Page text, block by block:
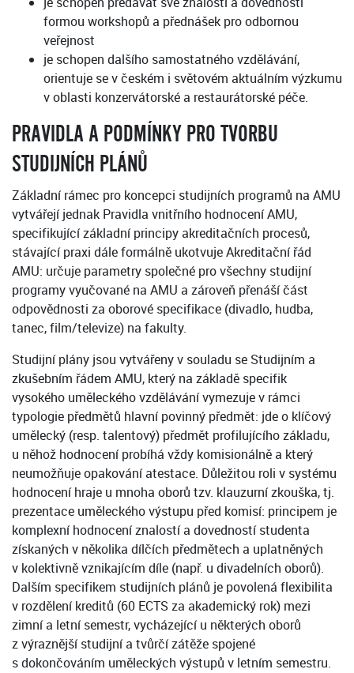
formou workshopů a přednášek pro odbornou
veřejnost
je schopen dalšího samostatného vzdělávání,
orientuje se v českém i světovém aktuálním výzkumu
v oblasti konzervátorské a restaurátorské péče.
PRAVIDLA A PODMÍNKY PRO TVORBU
STUDIJNÍCH PLÁNŮ
Základní rámec pro koncepci studijních programů na AMU
vytvářejí jednak Pravidla vnitřního hodnocení AMU,
specifikující základní principy akreditačních procesů,
stávající praxi dále formálně ukotvuje Akreditační řád
AMU: určuje parametry společné pro všechny studijní
programy vyučované na AMU a zároveň přenáší část
odpovědnosti za oborové specifikace (divadlo, hudba,
tanec, film/televize) na fakulty.
Studijní plány jsou vytvářeny v souladu se Studijním a
zkušebním řádem AMU, který na základě specifik
vysokého uměleckého vzdělávání vymezuje v rámci
typologie předmětů hlavní povinný předmět: jde o klíčový
umělecký (resp. talentový) předmět profilujícího základu,
u něhož hodnocení probíhá vždy komisionálně a který
neumožňuje opakování atestace. Důležitou roli v systému
hodnocení hraje u mnoha oborů tzv. klauzurní zkouška, tj.
prezentace uměleckého výstupu před komisí: principem je
komplexní hodnocení znalostí a dovedností studenta
získaných v několika dílčích předmětech a uplatněných
v kolektivně vznikajícím díle (např. u divadelních oborů).
Dalším specifikem studijních plánů je povolená flexibilita
v rozdělení kreditů (60 ECTS za akademický rok) mezi
zimní a letní semestr, vycházející u některých oborů
z výraznější studijní a tvůrčí zátěže spojené
s dokončováním uměleckých výstupů v letním semestru.